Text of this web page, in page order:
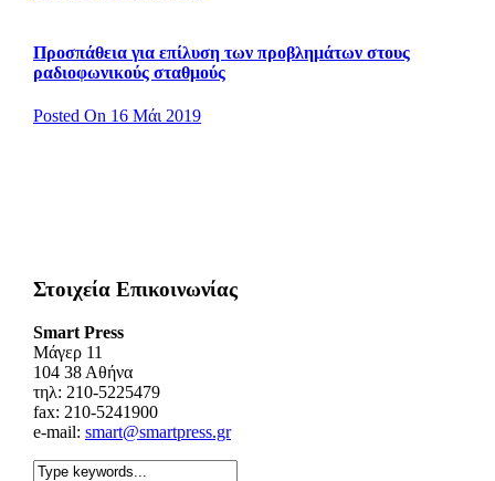
Προσπάθεια για επίλυση των προβλημάτων στους
ραδιοφωνικούς σταθμούς
Posted On 16 Μάι 2019
Στοιχεία Επικοινωνίας
Smart Press
Mάγερ 11
104 38 Αθήνα
τηλ: 210-5225479
fax: 210-5241900
e-mail: smart@smartpress.gr